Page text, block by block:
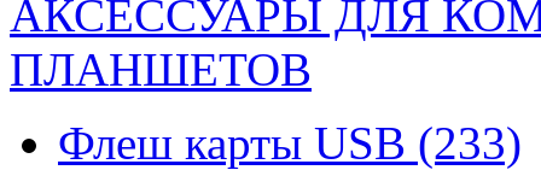
АКСЕССУАРЫ ДЛЯ
ПЛАНШЕТОВ
Флеш карты USB (233)